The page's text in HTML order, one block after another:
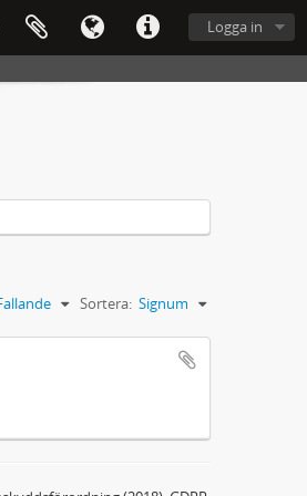
Logga in
Sortera: Signum